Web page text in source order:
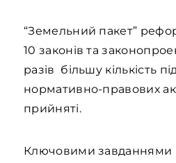
“Земельний пакет”
10 законів та
разів більшу кількість
нормативно-правових
прийняті.
Ключовими завданнями